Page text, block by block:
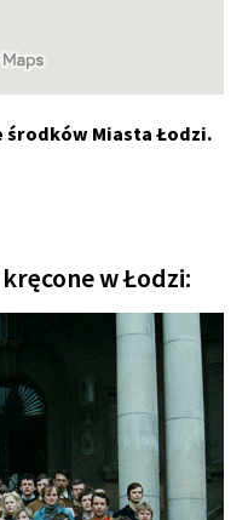
środków Miasta Łodzi.
w Łodzi: